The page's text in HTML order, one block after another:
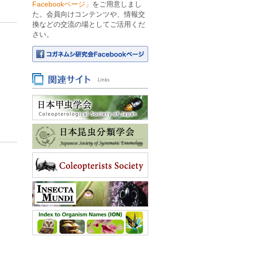
Facebookページ」 をご用意しまし
た。会員向けコンテンツや、情報交
換などの交流の場としてご活用くだ
さい。